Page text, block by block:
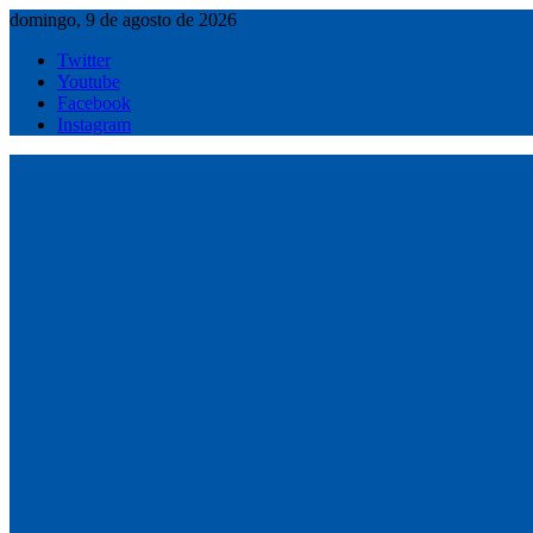
Saltar
contenido
domingo, 9 de agosto de 2026
Twitter
Youtube
Facebook
Instagram